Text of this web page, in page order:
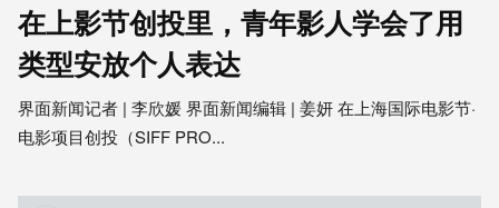
在上影节创投里，青年影人学会了用
类型安放个人表达
界面新闻记者 | 李欣媛 界面新闻编辑 | 姜妍 在上海国际电影节·
电影项目创投（SIFF PRO...